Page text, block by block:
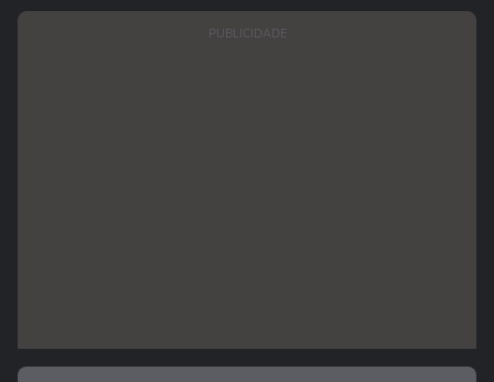
PUBLICIDADE